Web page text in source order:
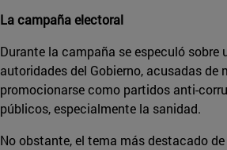
La campaña electoral
Durante la campaña se especuló sobre
autoridades del Gobierno, acusadas
promocionarse como partidos anti-
públicos, especialmente la sanidad.
No obstante, el tema más destacado